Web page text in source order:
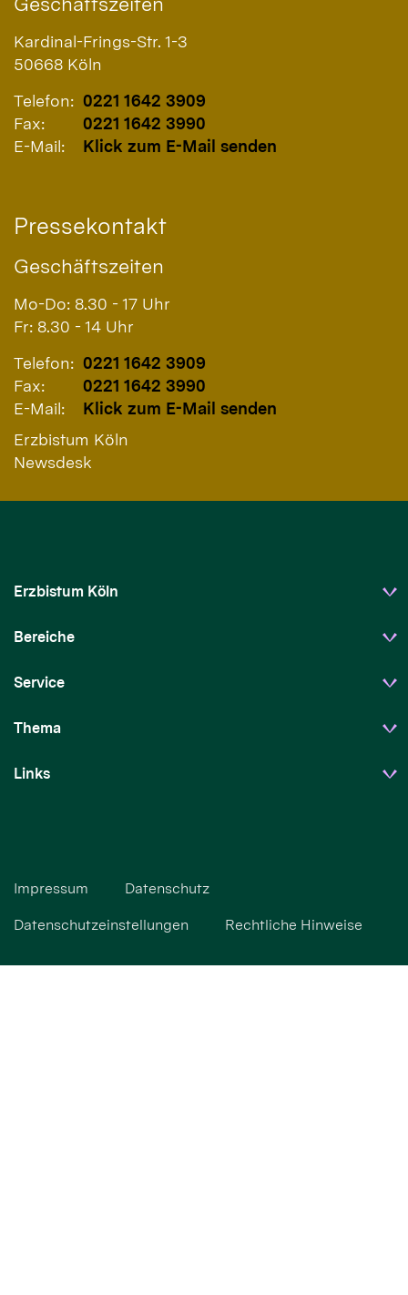
Kardinal-Frings-Str. 1-3
50668 Köln
Telefon: 0221 1642 3909
Fax:
0221 1642 3990
E-Mail:
Klick zum E-Mail senden
Pressekontakt
Geschäftszeiten
Mo-Do: 8.30 - 17 Uhr
Fr: 8.30 - 14 Uhr
Telefon: 0221 1642 3909
Fax:
0221 1642 3990
E-Mail:
Klick zum E-Mail senden
Erzbistum Köln
Newsdesk
Erzbistum Köln
Bereiche
Service
Thema
Links
Impressum Datenschutz
Datenschutzeinstellungen Rechtliche Hinweise